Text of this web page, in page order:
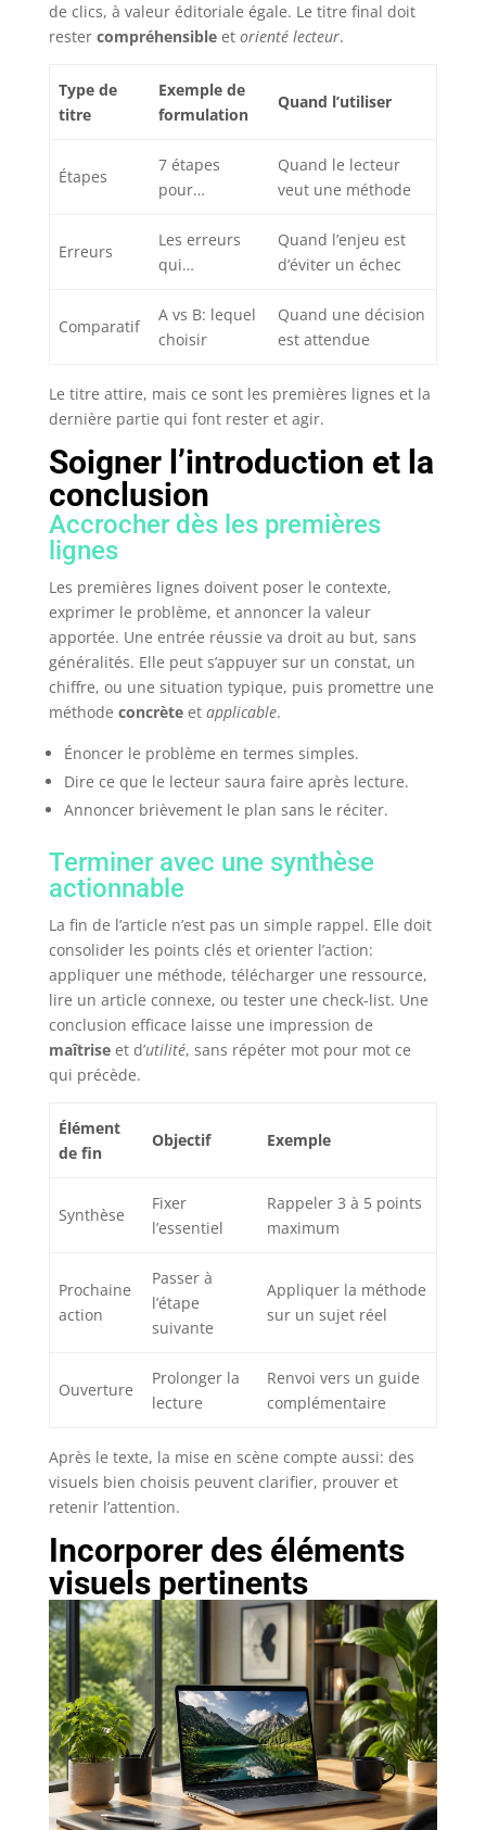
de clics, à valeur éditoriale égale. Le titre final doit
rester compréhensibleet orienté lecteur.
Type de
titre
Exemple de
formulation
Quand l’utiliser
Étapes
7 étapes
pour…
Quand le lecteur
veut une méthode
Erreurs
Les erreurs
qui…
Quand l’enjeu est
d’éviter un échec
Comparatif
A vs B: lequel
choisir
Quand une décision
est attendue
Le titre attire, mais ce sont les premières lignes et la
dernière partie qui font rester et agir.
Soigner l’introduction et la
conclusion
Accrocher dès les premières
lignes
Les premières lignes doivent poser le contexte,
exprimer le problème, et annoncer la valeur
apportée. Une entrée réussie va droit au but, sans
généralités. Elle peut s’appuyer sur un constat, un
chiffre, ou une situation typique, puis promettre une
méthode concrèteet applicable.
Énoncer le problème en termes simples.
Dire ce que le lecteur saura faire après lecture.
Annoncer brièvement le plan sans le réciter.
Terminer avec une synthèse
actionnable
La fin de l’article n’est pas un simple rappel. Elle doit
consolider les points clés et orienter l’action:
appliquer une méthode, télécharger une ressource,
lire un article connexe, ou tester une check-list. Une
conclusion efficace laisse une impression de
maîtriseet d’utilité, sans répéter mot pour mot ce
qui précède.
Élément
de fin
Objectif Exemple
Synthèse
Fixer
l’essentiel
Rappeler 3 à 5 points
maximum
Prochaine
action
Passer à
l’étape
suivante
Appliquer la méthode
sur un sujet réel
Ouverture
Prolonger la
lecture
Renvoi vers un guide
complémentaire
Après le texte, la mise en scène compte aussi: des
visuels bien choisis peuvent clarifier, prouver et
retenir l’attention.
Incorporer des éléments
visuels pertinents